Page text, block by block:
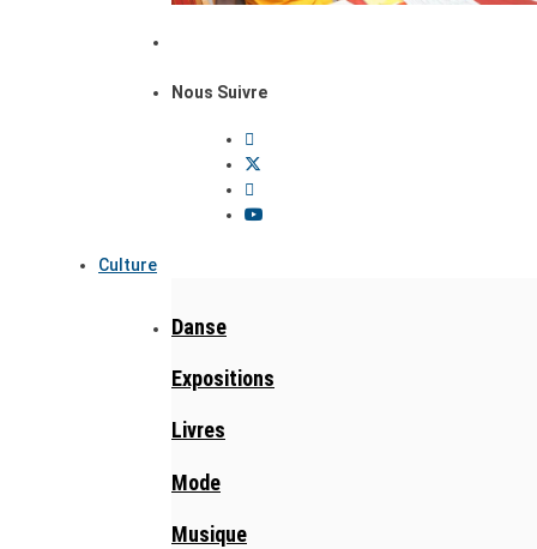
Nous Suivre
Culture
Danse
Expositions
Livres
Mode
Musique